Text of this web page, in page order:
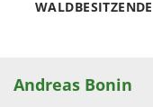
WALDBESITZENDE
Andreas Bonin